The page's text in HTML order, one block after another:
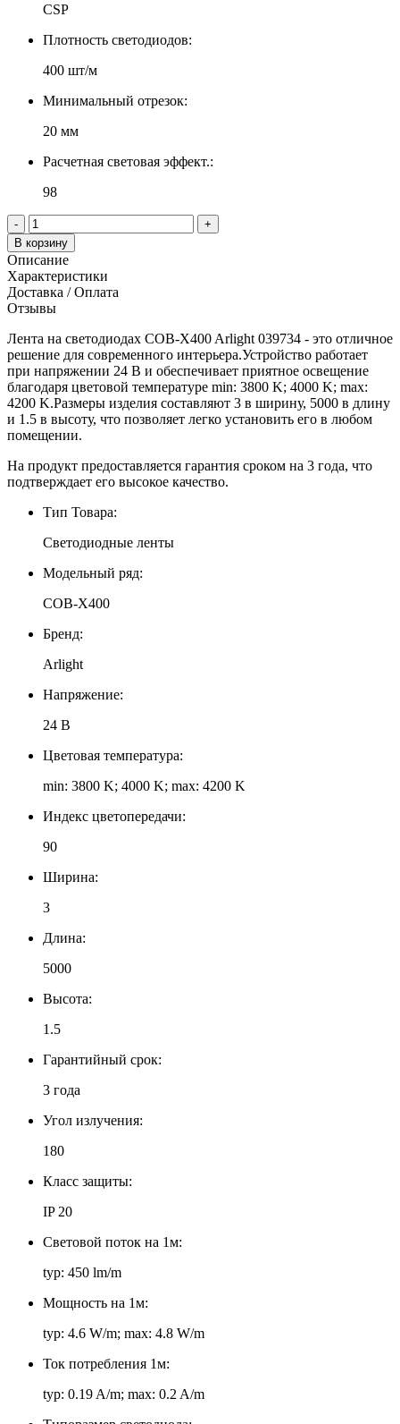
CSP
Плотность светодиодов:
400 шт/м
Минимальный отрезок:
20 мм
Расчетная световая эффект.:
98
-
+
В корзину
Описание
Характеристики
Доставка / Оплата
Отзывы
Лента на светодиодах COB-X400 Arlight 039734 - это отличное
решение для современного интерьера.Устройство работает
при напряжении 24 В и обеспечивает приятное освещение
благодаря цветовой температуре min: 3800 K; 4000 K; max:
4200 K.Размеры изделия составляют 3 в ширину, 5000 в длину
и 1.5 в высоту, что позволяет легко установить его в любом
помещении.
На продукт предоставляется гарантия сроком на 3 года, что
подтверждает его высокое качество.
Тип Товара:
Светодиодные ленты
Модельный ряд:
COB-X400
Бренд:
Arlight
Напряжение:
24 В
Цветовая температура:
min: 3800 K; 4000 K; max: 4200 K
Индекс цветопередачи:
90
Ширина:
3
Длина:
5000
Высота:
1.5
Гарантийный срок:
3 года
Угол излучения:
180
Класс защиты:
IP 20
Световой поток на 1м:
typ: 450 lm/m
Мощность на 1м:
typ: 4.6 W/m; max: 4.8 W/m
Ток потребления 1м:
typ: 0.19 A/m; max: 0.2 A/m